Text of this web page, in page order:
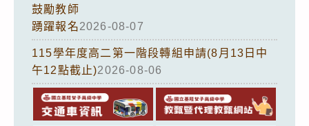
鼓勵教師
踴躍報名2026-08-07
115學年度高二第一階段轉組申請(8月13日中
午12點截止)2026-08-06